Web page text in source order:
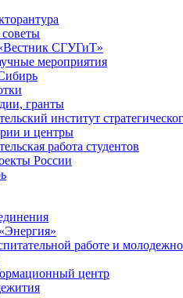
СГУГиТ»
мероприятия
гранты
институт
и центры
работа студентов
России
работе и
центр